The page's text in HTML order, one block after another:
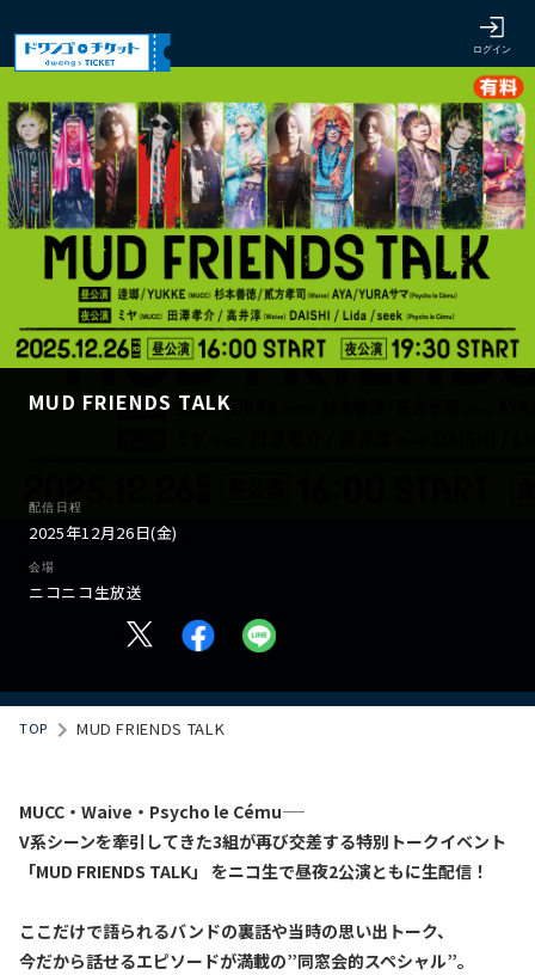
MUD FRIENDS TALK
配信日程
2025年12月26日(金)
会場
ニコニコ生放送
TOP MUD FRIENDS TALK
MUCC・Waive・Psycho le Cému――
V系シーンを牽引してきた3組が再び交差する特別トークイベント
「MUD FRIENDS TALK」 をニコ生で昼夜2公演ともに生配信！
ここだけで語られるバンドの裏話や当時の思い出トーク、
今だから話せるエピソードが満載の”同窓会的スペシャル”。